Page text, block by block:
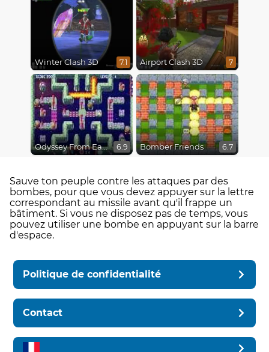
Winter Clash 3D 7.1 Airport Clash 3D 7
Odyssey From Earth To Space 6.9 Bomber Friends 6.7
Sauve ton peuple contre les attaques par des
bombes, pour que vous devez appuyer sur la lettre
correspondant au missile avant qu'il frappe un
bâtiment. Si vous ne disposez pas de temps, vous
pouvez utiliser une bombe en appuyant sur la barre
d'espace.
Politique de confidentialité
Contact